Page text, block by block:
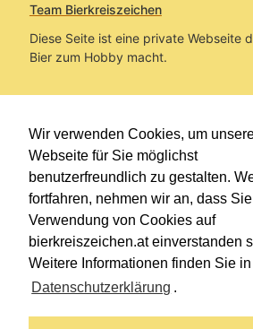
Wir verwenden Cookies, um
Webseite für Sie möglichst
benutzerfreundlich zu gestalten.
fortfahren, nehmen wir an, dass
Verwendung von Cookies auf
bierkreiszeichen.at einverstanden
Weitere Informationen finden Sie
Datenschutzerklärung .
Team Bierkreiszeichen
Diese Seite ist eine private Webseite
Bier zum Hobby macht.
Sie befinden sich auf https://
im Pfad:Übers Bier/Biersorten
Erstellt: 2026-01-07
Links
Impressum
Datenschutzerklärung